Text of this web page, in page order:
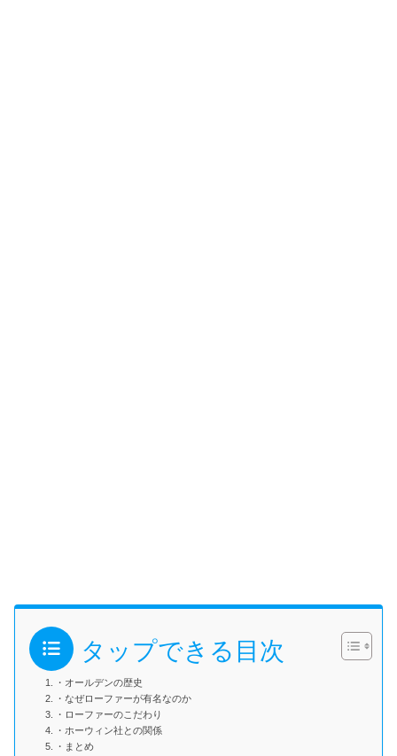
タップできる目次
・オールデンの歴史
・なぜローファーが有名なのか
・ローファーのこだわり
・ホーウィン社との関係
・まとめ